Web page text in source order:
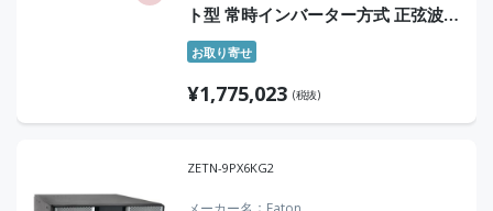
ト型 常時インバーター方式 正弦波
オンサイト10年保証付
お取り寄せ
¥1,775,023 (税抜)
ZETN-9PX6KG2